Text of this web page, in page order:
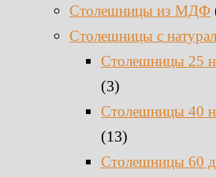
Столешницы из МДФ
Столешницы с
Столешницы 25
(3)
Столешницы 40
(13)
Столешницы 60